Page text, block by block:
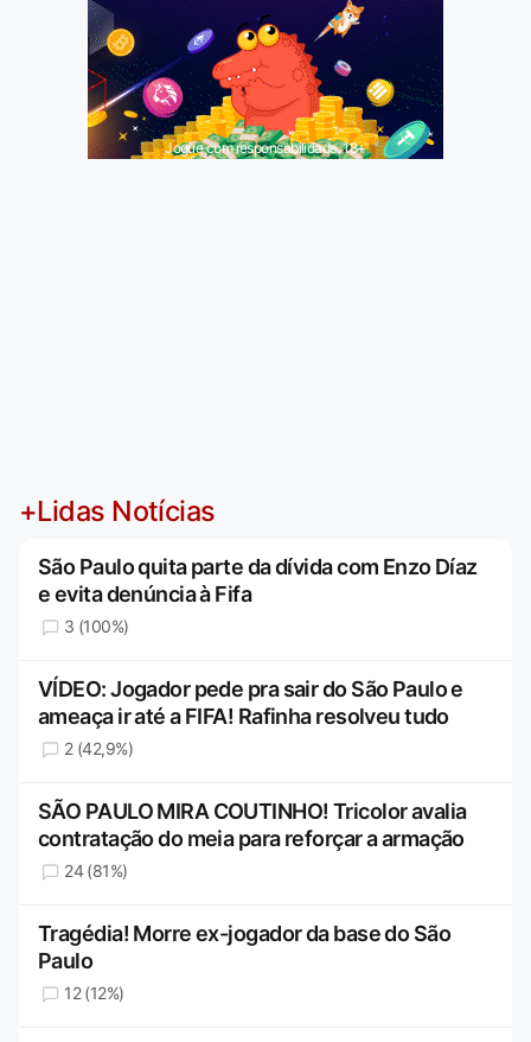
Jogue com responsabilidade. 18+
+Lidas Notícias
São Paulo quita parte da dívida com Enzo Díaz
e evita denúncia à Fifa
3 (100%)
VÍDEO: Jogador pede pra sair do São Paulo e
ameaça ir até a FIFA! Rafinha resolveu tudo
2 (42,9%)
SÃO PAULO MIRA COUTINHO! Tricolor avalia
contratação do meia para reforçar a armação
24 (81%)
Tragédia! Morre ex-jogador da base do São
Paulo
12 (12%)